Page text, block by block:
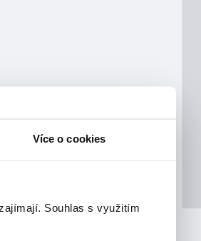
Více o cookies
Souhlas s využitím